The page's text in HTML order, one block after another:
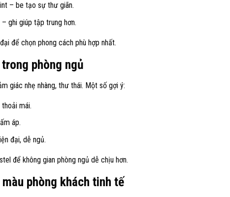
– be tạo sự thư giãn.
ghi giúp tập trung hơn.
để chọn phong cách phù hợp nhất.
phòng ngủ
giác nhẹ nhàng, thư thái. Một số gợi ý:
mái.
áp.
đại, dễ ngủ.
để không gian phòng ngủ dễ chịu hơn.
phòng khách tinh tế